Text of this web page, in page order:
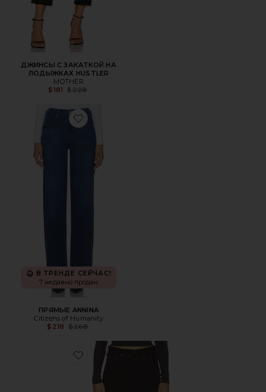
ДЖИНСЫ С ЗАКАТКОЙ НА
ЛОДЫЖКАХ HUSTLER
MOTHER
$181
Previous price:
$228
Favorite ПРЯМЫЕ ANNINA
В ТРЕНДЕ СЕЙЧАС!
7 недавно продан
ПРЯМЫЕ ANNINA
Citizens of Humanity
$218
Previous price:
$268
Favorite ШИРОКИЕ БРЮКИ